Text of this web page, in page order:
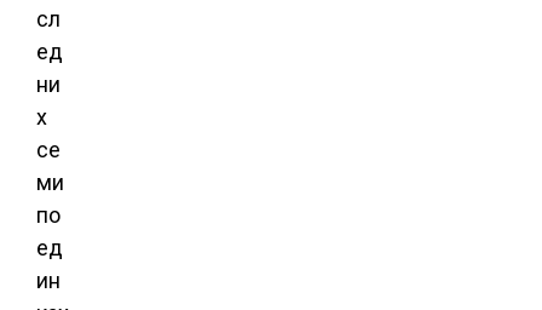
сл
ед
ни
х
се
ми
по
ед
ин